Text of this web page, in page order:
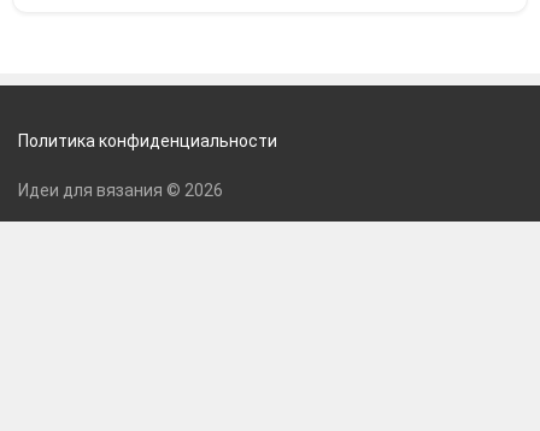
Политика конфиденциальности
Идеи для вязания © 2026